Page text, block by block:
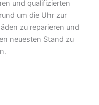
und qualifizierten
um die Uhr zur
zu reparieren und
neuesten Stand zu